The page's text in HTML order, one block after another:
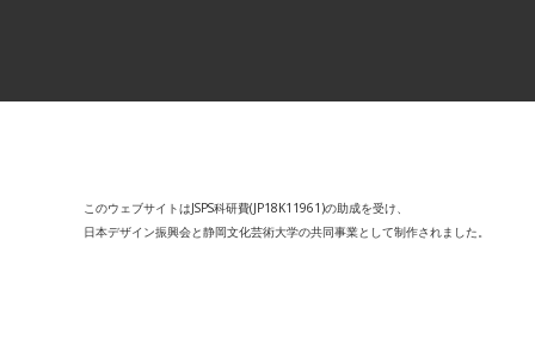
このウェブサイトはJSPS科研費(JP18K11961)の助成を受け、
日本デザイン振興会と静岡文化芸術大学の共同事業として制作されました。